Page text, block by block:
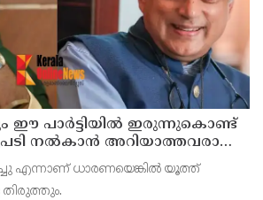
ഈ പാര്‍ട്ടിയില്‍ ഇരുന്നുകൊണ്ട്
നല്‍കാന്‍ അറിയാത്തവരാണ്
എന്ന് കരുതേണ്ട ; ശശി
യൂത്ത് കോണ്‍ഗ്രസ് നേതാവ്
എന്നാണ് ധാരണയെങ്കില്‍ യൂത്ത്